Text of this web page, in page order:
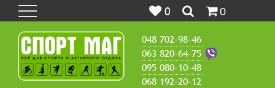
0 0
048 702-98-46
063 820-64-75
095 080-10-48
068 192-20-12